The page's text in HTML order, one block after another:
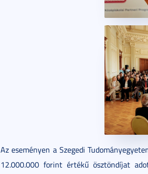
Az eseményen a Szegedi
12.000.000 forint értékű ösztöndíjat